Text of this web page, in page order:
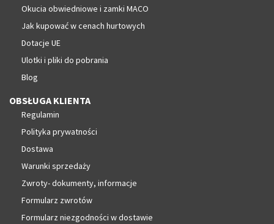
Okucia obwiedniowe i zamki MACO
Jak kupować w cenach hurtowych
Dotacje UE
Ulotki i pliki do pobrania
Blog
OBSŁUGA KLIENTA
Regulamin
Polityka prywatności
Dostawa
Warunki sprzedaży
Zwroty- dokumenty, informacje
Formularz zwrotów
Formularz niezgodności w dostawie